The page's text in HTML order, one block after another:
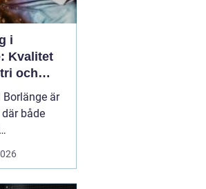
i
Kvalitet
och
är
både
och